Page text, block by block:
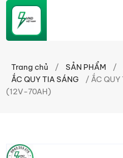
ẮC
CẦN
THƠ
Ắc
Cần
Thơ
tốt
Trang chủ / SẢN PHẨM /
ẮC QUY TIA SÁNG
/ ẮC QUY
(12V-70AH)